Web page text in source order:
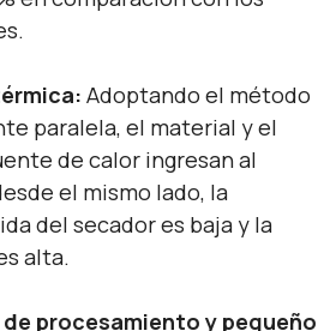
Adoptando el método
paralela, el material y el
de calor ingresan al
el mismo lado, la
del secador es baja y la
alta.
procesamiento y pequeño